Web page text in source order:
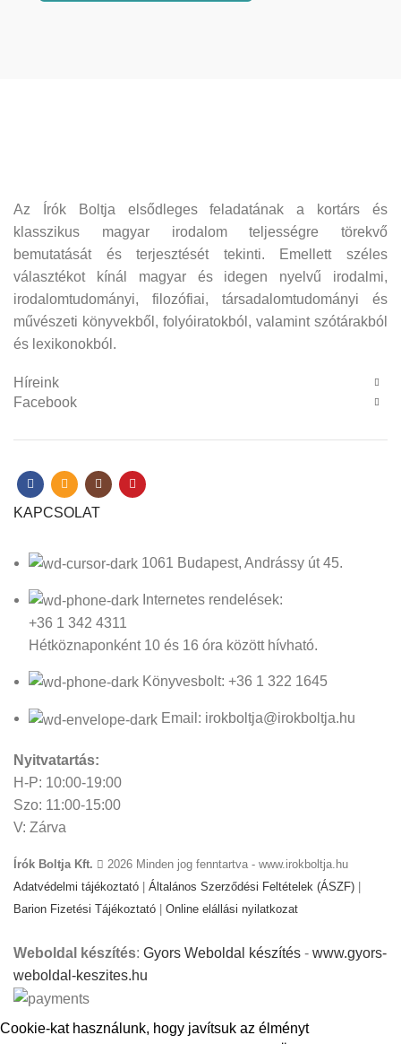
Az Írók Boltja elsődleges feladatának a kortárs és
klasszikus magyar irodalom teljességre törekvő
bemutatását és terjesztését tekinti. Emellett széles
választékot kínál magyar és idegen nyelvű irodalmi,
irodalomtudományi, filozófiai, társadalomtudományi és
művészeti könyvekből, folyóiratokból, valamint szótárakból
és lexikonokból.
Híreink
Facebook
KAPCSOLAT
1061 Budapest, Andrássy út 45.
Internetes rendelések:
+36 1 342 4311
Hétköznaponként 10 és 16 óra között hívható.
Könyvesbolt: +36 1 322 1645
Email: irokboltja@irokboltja.hu
Nyitvatartás:
H-P: 10:00-19:00
Szo: 11:00-15:00
V: Zárva
Írók Boltja Kft.
2026 Minden jog fenntartva - www.irokboltja.hu
Adatvédelmi tájékoztató | Általános Szerződési Feltételek (ÁSZF) |
Barion Fizetési Tájékoztató | Online elállási nyilatkozat
Weboldal készítés: Gyors Weboldal készítés - www.gyors-
weboldal-keszites.hu
Cookie-kat használunk, hogy javítsuk az élményt